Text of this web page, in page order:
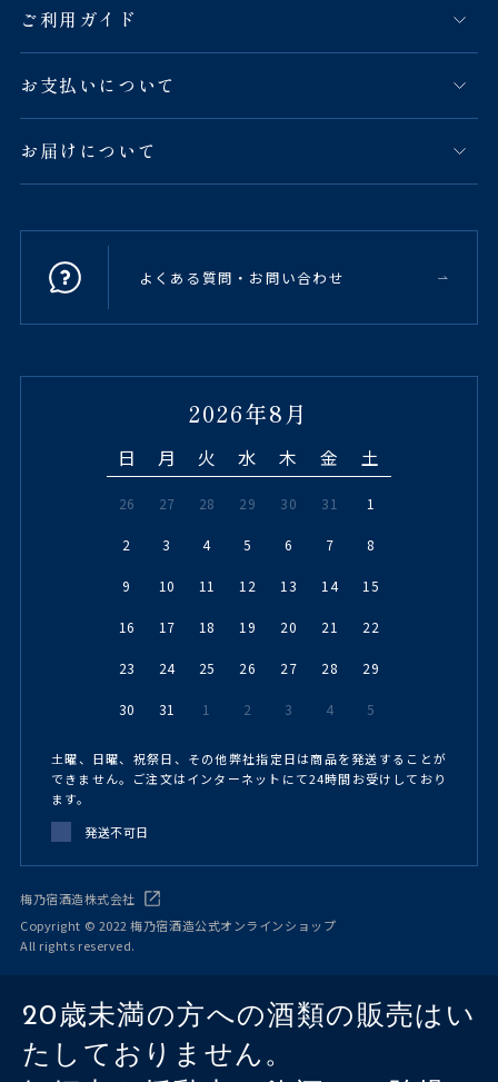
ご利用ガイド
お支払いについて
お届けについて
よくある質問・お問い合わせ
2026年8月
日 月 火 水 木 金 土
26 27 28 29 30 31 1
2 3 4 5 6 7 8
9 10 11 12 13 14 15
16 17 18 19 20 21 22
23 24 25 26 27 28 29
30 31 1 2 3 4 5
土曜、日曜、祝祭日、その他弊社指定日は商品を発送することが
できません。ご注文はインターネットにて24時間お受けしており
ます。
発送不可日
梅乃宿酒造株式会社
Copyright © 2022 梅乃宿酒造公式オンラインショップ
All rights reserved.
20歳未満の方への酒類の販売はい
たしておりません。